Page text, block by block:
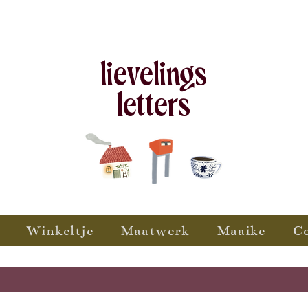
lievelings
letters
Winkeltje Maatwerk Maaike